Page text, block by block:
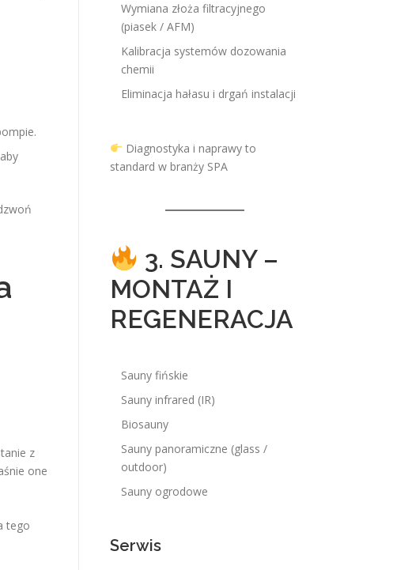
z
one
tego
Wymiana złoża filtracyjnego
(piasek / AFM)
Kalibracja systemów dozowania
chemii
Eliminacja hałasu i drgań instalacji
Diagnostyka i naprawy to
standard w branży SPA
3. SAUNY –
MONTAŻ I
REGENERACJA
Sauny fińskie
Sauny infrared (IR)
Biosauny
Sauny panoramiczne (glass /
outdoor)
Sauny ogrodowe
Serwis